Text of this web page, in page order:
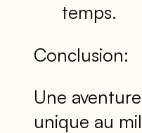
temps.
Conclusion:
Une
unique au